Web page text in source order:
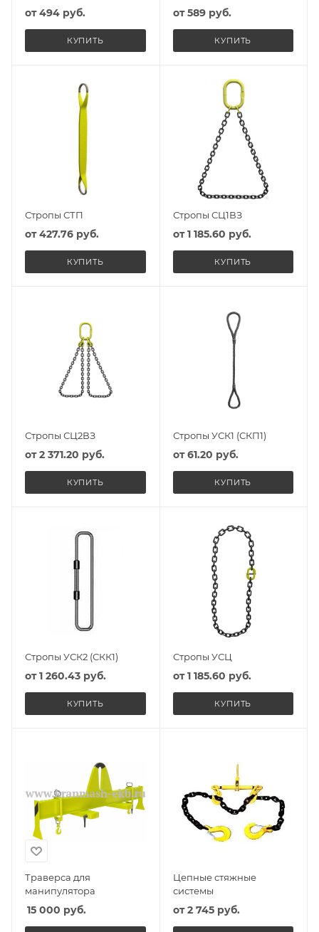
от494 руб.
КУПИТЬ
от589 руб.
КУПИТЬ
Стропы СТП
от427.76 руб.
КУПИТЬ
Стропы СЦ1ВЗ
от1 185.60 руб.
КУПИТЬ
Стропы СЦ2ВЗ
от2 371.20 руб.
КУПИТЬ
Стропы УСК1 (СКП1)
от61.20 руб.
КУПИТЬ
Стропы УСК2 (СКК1)
от1 260.43 руб.
КУПИТЬ
Стропы УСЦ
от1 185.60 руб.
КУПИТЬ
Траверса для
манипулятора
15 000 руб.
Цепные стяжные
системы
от2 745 руб.